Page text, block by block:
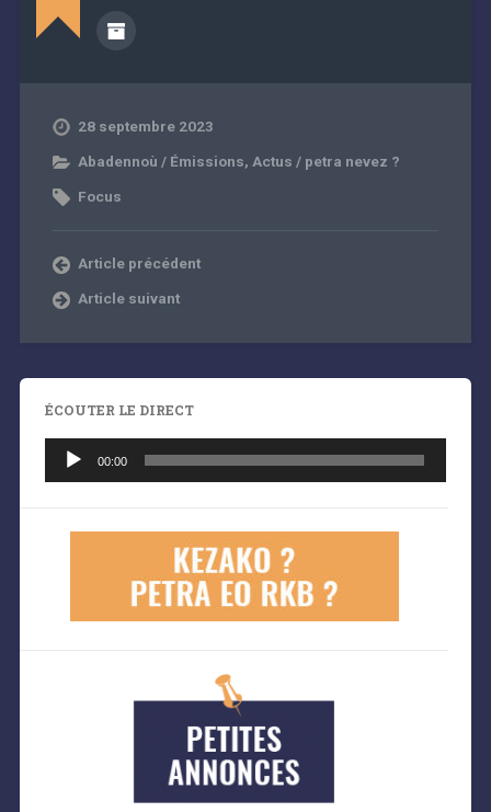
28 septembre 2023
Abadennoù / Émissions, Actus / petra nevez ?
Focus
Article précédent
Article suivant
ÉCOUTER LE DIRECT
Lecteur
audio
00:00